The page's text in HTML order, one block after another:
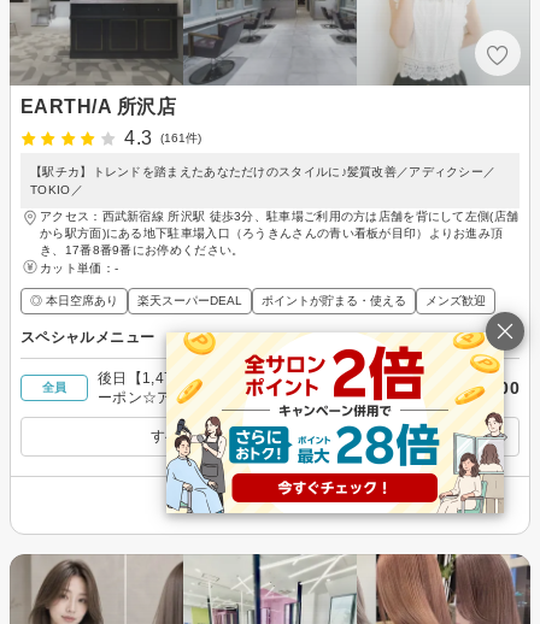
EARTH/A 所沢店
4.3
(161件)
【駅チカ】トレンドを踏まえたあなただけのスタイルに♪髪質改善／アディクシー／
TOKIO／
アクセス：西武新宿線 所沢駅 徒歩3分、駐車場ご利用の方は店舗を背にして左側(店舗
から駅方面)にある地下駐車場入口（ろうきんさんの青い看板が目印）よりお進み頂
き、17番8番9番にお停めください。
カット単価： -
◎ 本日空席あり 楽天スーパーDEAL ポイントが貯まる・使える メンズ歓迎
スペシャルメニュー
全員
後日【1,472円】相当ポイントバック／☆NO1ク
ーポン☆アディクシーカラー＋TOKIOトリートメ
ント＋カット ￥16200
￥16,200
すべてのスペシャルメニューを見る
その他の情報を表示